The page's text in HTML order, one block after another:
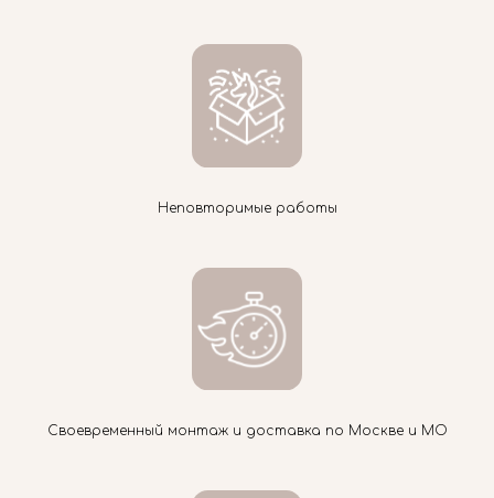
Неповторимые работы
Своевременный монтаж и доставка по Москве и МО